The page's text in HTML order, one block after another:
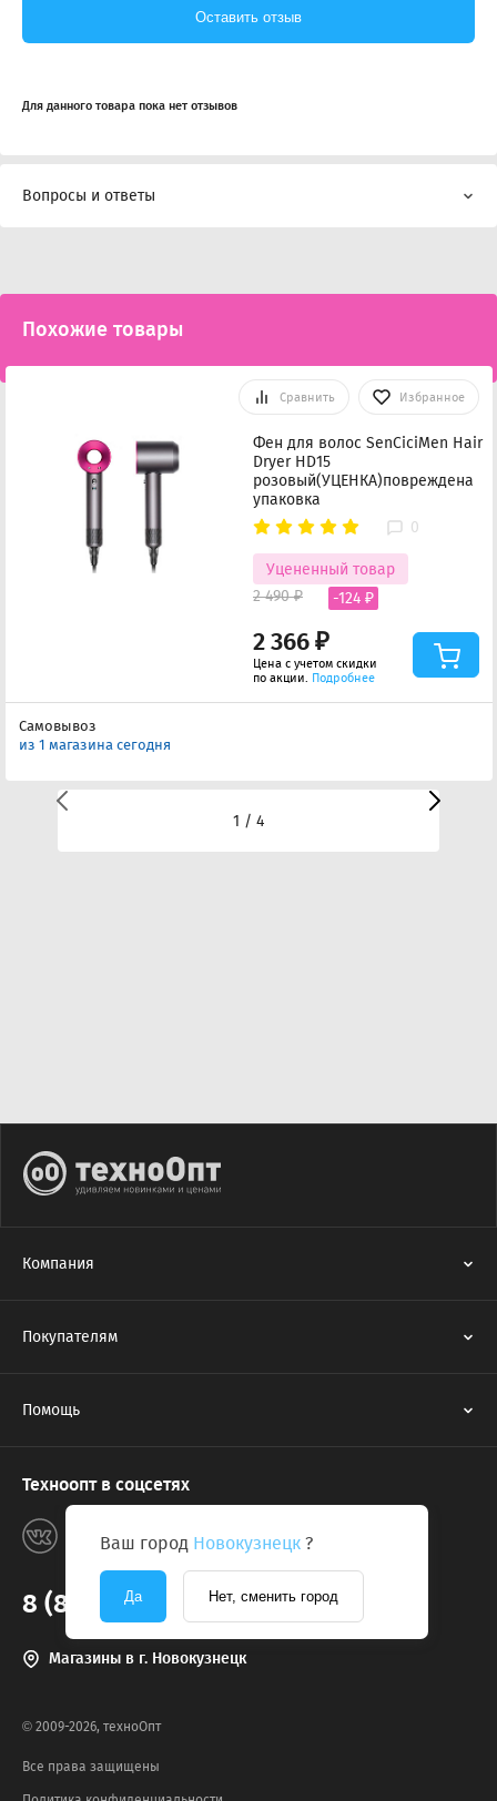
Для данного товара пока нет отзывов
Оставить отзыв
Вопросы и ответы
Похожие товары
Сравнить Избранное
Фен для волос SenCiciMen Hair
Dryer HD15
розовый(УЦЕНКА)повреждена
упаковка
0
Уцененный товар
2 366 ₽
2 490 ₽ -124 ₽
Цена с учетом скидки
по акции. Подробнее
Самовывоз
из 1 магазина сегодня
1 / 4
Ваш город Новокузнецк ?
Да Нет, сменить город
Компания
Покупателям
Помощь
Техноопт в соцсетях
8 (800) 775-2131
Магазины в г. Новокузнецк
© 2009-2026, техноОпт
Все права защищены